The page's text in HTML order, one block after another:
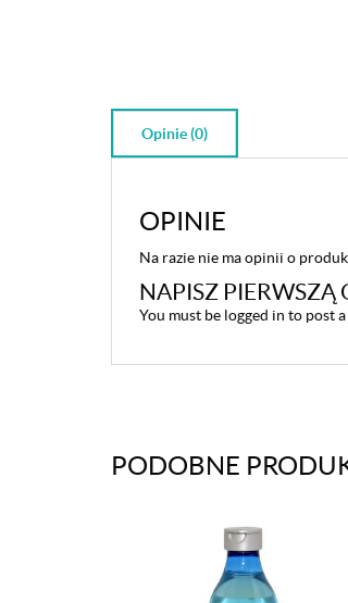
Opinie (0)
OPINIE
Na razie nie ma opinii o
NAPISZ PIERWSZĄ
You must be logged in to post a
PODOBNE